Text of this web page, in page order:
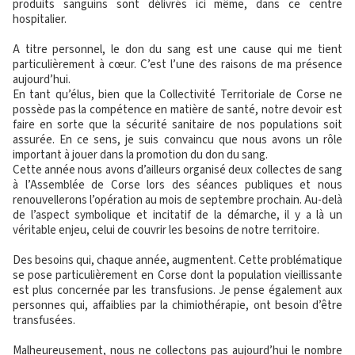
produits sanguins sont délivrés ici même, dans ce centre
hospitalier.
A titre personnel, le don du sang est une cause qui me tient
particulièrement à cœur. C’est l’une des raisons de ma présence
aujourd’hui.
En tant qu’élus, bien que la Collectivité Territoriale de Corse ne
possède pas la compétence en matière de santé, notre devoir est
faire en sorte que la sécurité sanitaire de nos populations soit
assurée. En ce sens, je suis convaincu que nous avons un rôle
important à jouer dans la promotion du don du sang.
Cette année nous avons d’ailleurs organisé deux collectes de sang
à l’Assemblée de Corse lors des séances publiques et nous
renouvellerons l’opération au mois de septembre prochain. Au-delà
de l’aspect symbolique et incitatif de la démarche, il y a là un
véritable enjeu, celui de couvrir les besoins de notre territoire.
Des besoins qui, chaque année, augmentent. Cette problématique
se pose particulièrement en Corse dont la population vieillissante
est plus concernée par les transfusions. Je pense également aux
personnes qui, affaiblies par la chimiothérapie, ont besoin d’être
transfusées.
Malheureusement, nous ne collectons pas aujourd’hui le nombre